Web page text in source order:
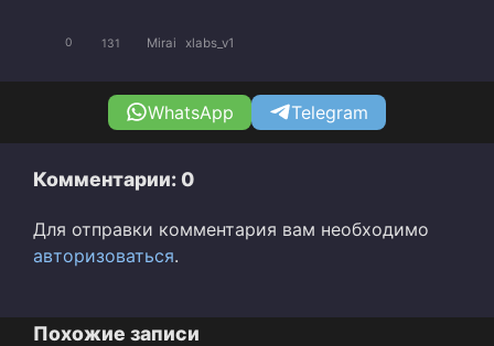
0 131 Mirai xlabs_v1
WhatsApp Telegram
Комментарии: 0
Для отправки комментария вам необходимо
авторизоваться.
Похожие записи